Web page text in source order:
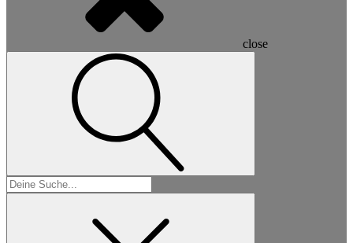
close
Suchen
nach: